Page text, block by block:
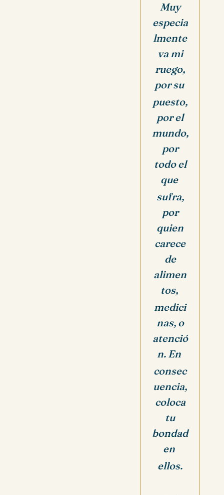
Muy
especia
lmente
va mi
ruego,
por su
puesto,
por el
mundo,
por
todo el
que
sufra,
por
quien
carece
de
alimen
tos,
medici
nas, o
atenció
n. En
consec
uencia,
coloca
tu
bondad
en
ellos.